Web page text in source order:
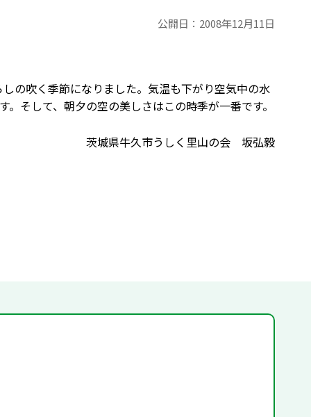
公開日： 2008年12月11日
の吹く季節になりました。気温も下がり空気中の水
そして、朝夕の空の美しさはこの時季が一番です。
茨城県牛久市うしく里山の会 坂弘毅